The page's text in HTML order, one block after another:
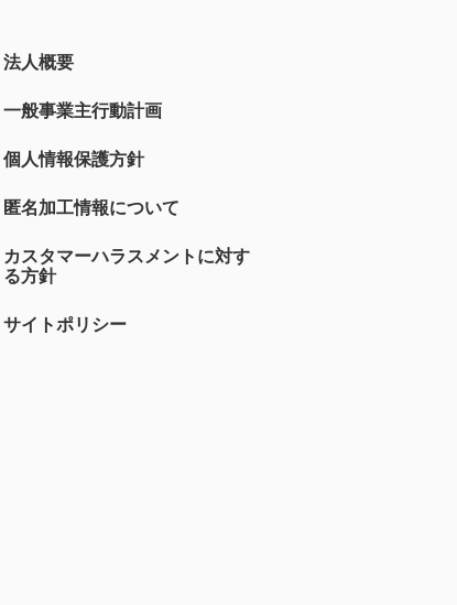
法人概要
一般事業主行動計画
個人情報保護方針
匿名加工情報について
カスタマーハラスメントに対す
る方針
サイトポリシー